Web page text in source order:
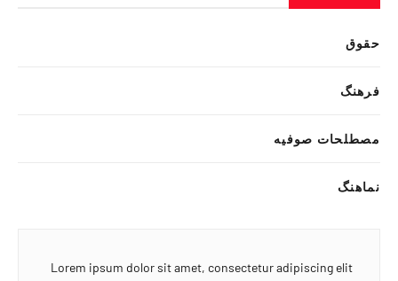
حقوق
فرهنگ
مصطلحات صوفیه
نماهنگ
Lorem ipsum dolor sit amet, consectetur adipiscing elit